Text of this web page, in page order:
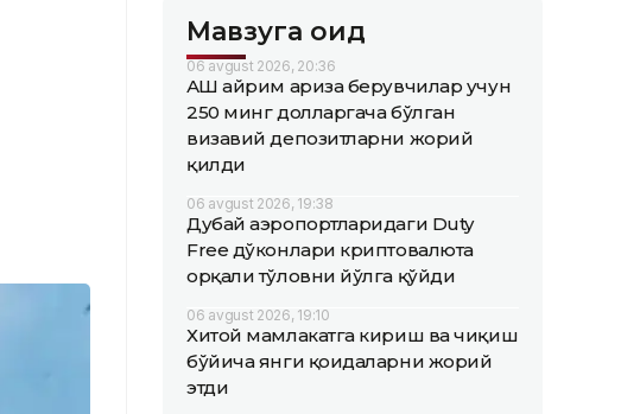
Мавзуга оид
06 avgust 2026, 20:36
АҚШ айрим ариза берувчилар учун
250 минг долларгача бўлган
визавий депозитларни жорий
қилди
06 avgust 2026, 19:38
Дубай аэропортларидаги Duty
Free дўконлари криптовалюта
орқали тўловни йўлга қўйди
06 avgust 2026, 19:10
Хитой мамлакатга кириш ва чиқиш
бўйича янги қоидаларни жорий
этди